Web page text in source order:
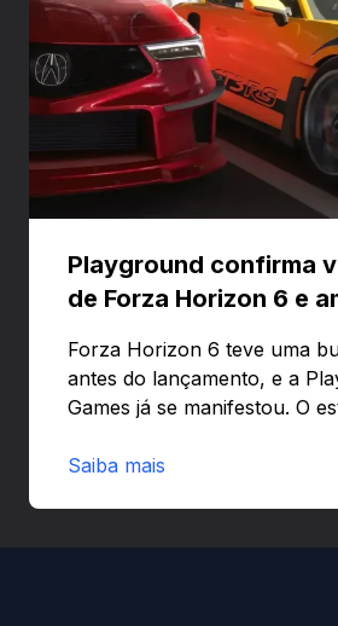
Playground confirma
de Forza Horizon 6 e
Forza Horizon 6 teve uma
antes do lançamento, e a
Games já se manifestou. O
preload e avisa que quem
Saiba mais